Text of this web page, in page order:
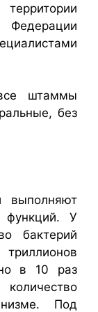
штаммы
без
выполняют
У
бактерий
в 10 раз
Под